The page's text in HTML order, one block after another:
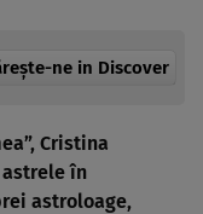
ne in Discover
Cristina
în
astroloage,